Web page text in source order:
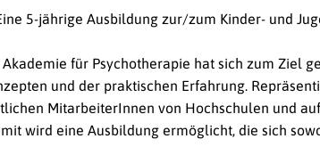
5-jährige Ausbildung zur/zum Kinder- und
für Psychotherapie hat sich zum Ziel
und der praktischen Erfahrung.
MitarbeiterInnen von Hochschulen und
wird eine Ausbildung ermöglicht, die sich